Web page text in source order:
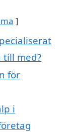
med?
för
i